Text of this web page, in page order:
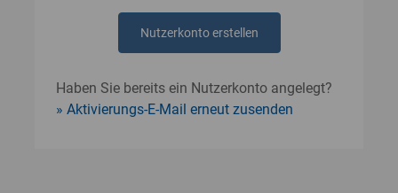
Nutzerkonto erstellen
Haben Sie bereits ein Nutzerkonto angelegt?
Aktivierungs-E-Mail erneut zusenden